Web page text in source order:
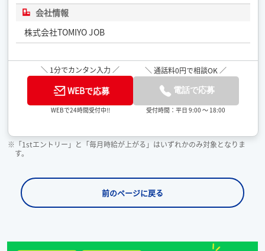
会社情報
株式会社TOMIYO JOB
＼ 1分でカンタン入力 ／
WEBで応募
WEBで24時間受付中!!
＼ 通話料0円で相談OK ／
電話で応募
受付時間：平日 9:00 ～ 18:00
※「1stエントリー」と「毎月時給が上がる」はいずれかのみ対象となりま
す。
前のページに戻る